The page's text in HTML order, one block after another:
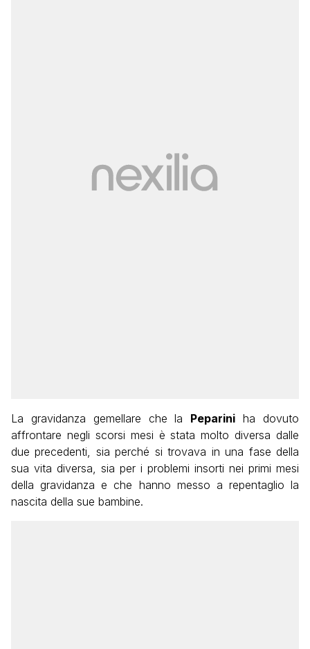
La gravidanza gemellare che la Peparini ha dovuto
affrontare negli scorsi mesi è stata molto diversa dalle
due precedenti, sia perché si trovava in una fase della
sua vita diversa, sia per i problemi insorti nei primi mesi
della gravidanza e che hanno messo a repentaglio la
nascita della sue bambine.